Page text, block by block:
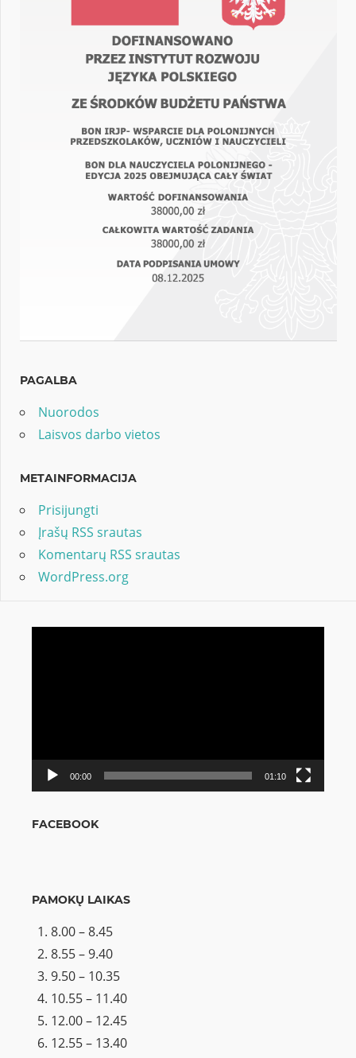
PAGALBA
Nuorodos
Laisvos darbo vietos
METAINFORMACIJA
Prisijungti
Įrašų RSS srautas
Komentarų RSS srautas
WordPress.org
00:00 01:10
FACEBOOK
PAMOKŲ LAIKAS
8.00 – 8.45
8.55 – 9.40
9.50 – 10.35
10.55 – 11.40
12.00 – 12.45
12.55 – 13.40